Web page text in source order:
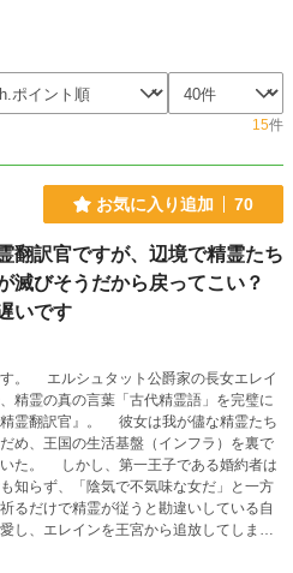
15件
お気に入り追加 70
翻訳官ですが、辺境で精霊たち
滅びそうだから戻ってこい？
いです
女エレイ
精霊の真の言葉「古代精霊語」を完璧に
霊翻訳官』。 彼女は我が儘な精霊たち
め、王国の生活基盤（インフラ）を裏で
ある婚約者は
知らず、「陰気で不気味な女だ」と一方
るだけで精霊が従うと勘違いしている自
し、エレインを王宮から追放してしま